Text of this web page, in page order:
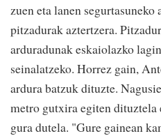
zuen eta lanen
pitzadurak aztertzera.
arduradunak eskaiolazko
seinalatzeko. Horrez gain,
ardura batzuk dituzte.
metro gutxira egiten
gura dutela. "Gure gainean